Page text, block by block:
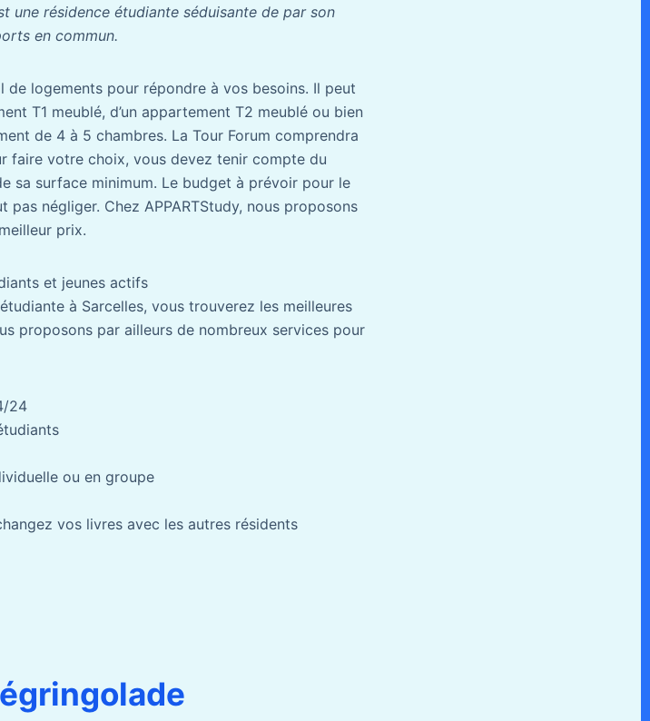
une résidence étudiante séduisante de par son
en commun.
logements pour répondre à vos besoins. Il peut
T1 meublé, d’un appartement T2 meublé ou bien
de 4 à 5 chambres. La Tour Forum comprendra
faire votre choix, vous devez tenir compte du
sa surface minimum. Le budget à prévoir pour le
négliger. Chez APPARTStudy, nous proposons
prix.
et jeunes actifs
à Sarcelles, vous trouverez les meilleures
proposons par ailleurs de nombreux services pour
24
ou en groupe
vos livres avec les autres résidents